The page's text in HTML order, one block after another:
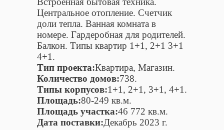
Центральное отопление. Счетчик
доли тепла. Ванная комната в
номере. Гардеробная для родителей.
Балкон. Типы квартир 1+1, 2+1 3+1
4+1.
Тип проекта:Квартира, Магазин.
Количество домов:738.
Типы корпусов:1+1, 2+1, 3+1, 4+1.
Площадь:80-249 кв.м.
Площадь участка:46 772 кв.м.
Дата поставки:Декабрь 2023 г.